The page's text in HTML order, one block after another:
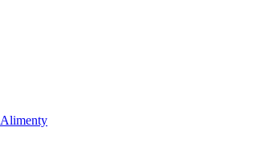
Alimenty